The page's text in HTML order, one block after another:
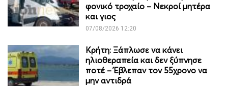
φονικό τροχαίο – Νεκροί μητέρα
και γιος
07/08/2026 12:20
Κρήτη: Ξάπλωσε να κάνει
ηλιοθεραπεία και δεν ξύπνησε
ποτέ – Έβλεπαν τον 55χρονο να
μην αντιδρά